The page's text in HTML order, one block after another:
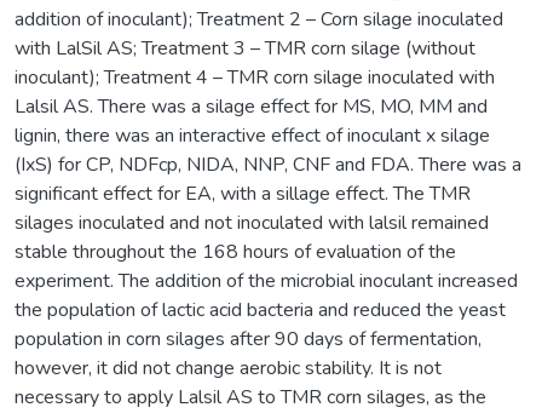
addition of inoculant); Treatment 2 – Corn silage inoculated
with LalSil AS; Treatment 3 – TMR corn silage (without
inoculant); Treatment 4 – TMR corn silage inoculated with
Lalsil AS. There was a silage effect for MS, MO, MM and
lignin, there was an interactive effect of inoculant x silage
(IxS) for CP, NDFcp, NIDA, NNP, CNF and FDA. There was a
significant effect for EA, with a sillage effect. The TMR
silages inoculated and not inoculated with lalsil remained
stable throughout the 168 hours of evaluation of the
experiment. The addition of the microbial inoculant increased
the population of lactic acid bacteria and reduced the yeast
population in corn silages after 90 days of fermentation,
however, it did not change aerobic stability. It is not
necessary to apply Lalsil AS to TMR corn silages, as the